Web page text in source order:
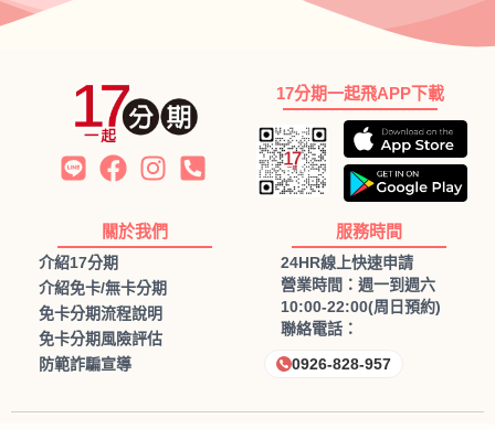
17分期一起飛APP下載
關於我們
介紹17分期
介紹免卡/無卡分期
免卡分期流程說明
免卡分期風險評估
防範詐騙宣導
服務時間
24HR線上快速申請
營業時間：週一到週六
10:00-22:00(周日預約)
聯絡電話：
0926-828-957